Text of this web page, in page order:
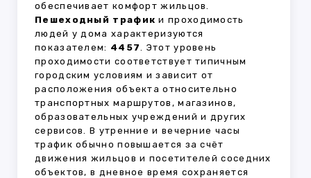
обеспечивает комфорт жильцов.
Пешеходный трафик и проходимость
людей у дома характеризуются
показателем: 4457. Этот уровень
проходимости соответствует типичным
городским условиям и зависит от
расположения объекта относительно
транспортных маршрутов, магазинов,
образовательных учреждений и других
сервисов. В утренние и вечерние часы
трафик обычно повышается за счёт
движения жильцов и посетителей соседних
объектов, в дневное время сохраняется